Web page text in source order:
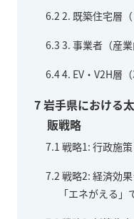
6.2 2. 既築住宅層
6.3 3. 事業者（産
6.44. EV・V2H層
7岩手県における
販戦略
7.1 戦略1: 行政施
7.2 戦略2: 経済効
「エネがえる